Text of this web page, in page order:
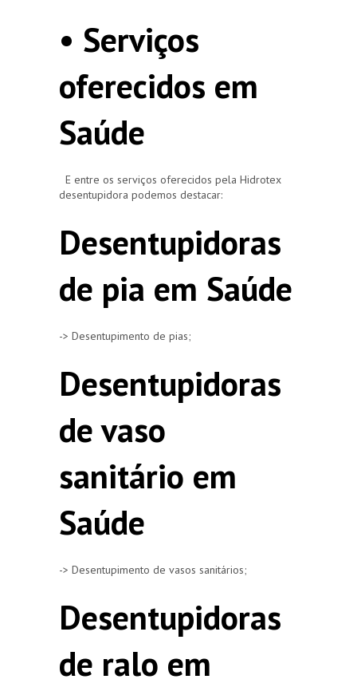
• Serviços
oferecidos em
Saúde
E entre os serviços oferecidos pela Hidrotex
desentupidora podemos destacar:
Desentupidoras
de pia em Saúde
-> Desentupimento de pias;
Desentupidoras
de vaso
sanitário em
Saúde
-> Desentupimento de vasos sanitários;
Desentupidoras
de ralo em